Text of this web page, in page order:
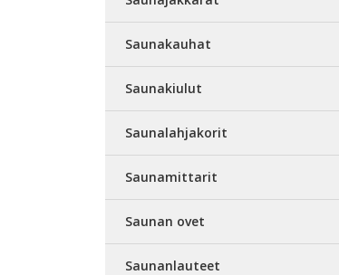
Saunakauhat
Saunakiulut
Saunalahjakorit
Saunamittarit
Saunan ovet
Saunanlauteet